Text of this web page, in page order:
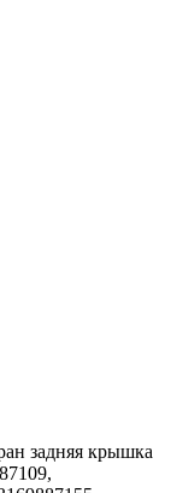
задняя крышка